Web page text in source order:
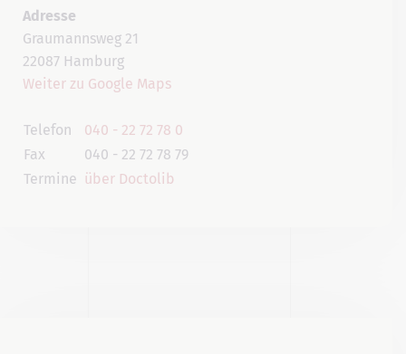
Adresse
Graumannsweg 21
22087 Hamburg
Weiter zu Google Maps
Telefon
040 - 22 72 78 0
Fax
040 - 22 72 78 79
Termine über Doctolib